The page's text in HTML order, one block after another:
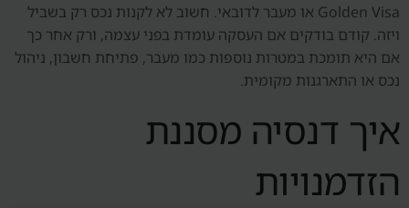
Golden Visa או מעבר לדובאי. חשוב לא לקנות נכס רק בשביל
ויזה. קודם בודקים אם העסקה עומדת בפני עצמה, ורק אחר כך
אם היא תומכת במטרות נוספות כמו מעבר, פתיחת חשבון, ניהול
נכס או התארגנות מקומית.
איך דנסיה מסננת
הזדמנויות